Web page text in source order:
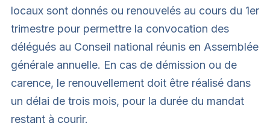
locaux sont donnés ou renouvelés au cours du 1er
trimestre pour permettre la convocation des
délégués au Conseil national réunis en Assemblée
générale annuelle. En cas de démission ou de
carence, le renouvellement doit être réalisé dans
un délai de trois mois, pour la durée du mandat
restant à courir.